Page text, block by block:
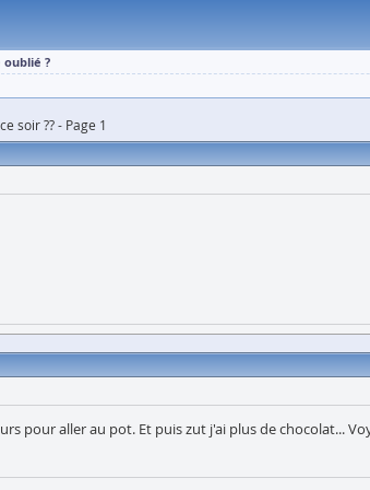
oublié ?
soir ?? - Page 1
pour aller au pot. Et puis zut j'ai plus de chocolat...